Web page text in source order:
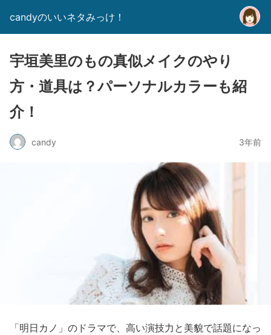
candyのいいネタみっけ！
宇垣美里のもの真似メイクのやり
方・道具は？パーソナルカラーも紹
介！
candy 3年前
「明日カノ」のドラマで、高い演技力と美貌で話題になっ